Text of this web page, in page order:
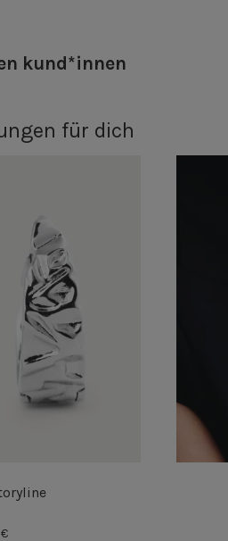
kund*innen
für dich